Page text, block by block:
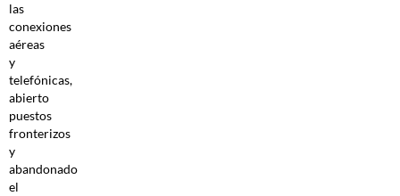
las
conexiones
aéreas
y
telefónicas,
abierto
puestos
fronterizos
y
abandonado
el